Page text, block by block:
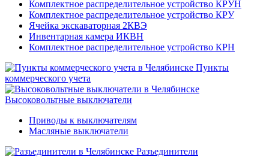
Комплектное распределительное устройство КРУН
Комплектное распределительное устройство КРУ
Ячейка экскаваторная 2КВЭ
Инвентарная камера ИКВН
Комплектное распределительное устройство КРН
Пункты
коммерческого учета
Высоковольтные выключатели
Приводы к выключателям
Масляные выключатели
Разъединители